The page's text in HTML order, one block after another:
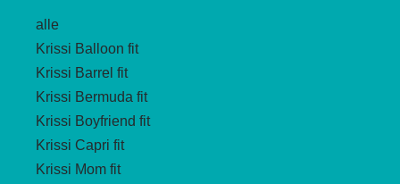
alle
Krissi Balloon fit
Krissi Barrel fit
Krissi Bermuda fit
Krissi Boyfriend fit
Krissi Capri fit
Krissi Mom fit